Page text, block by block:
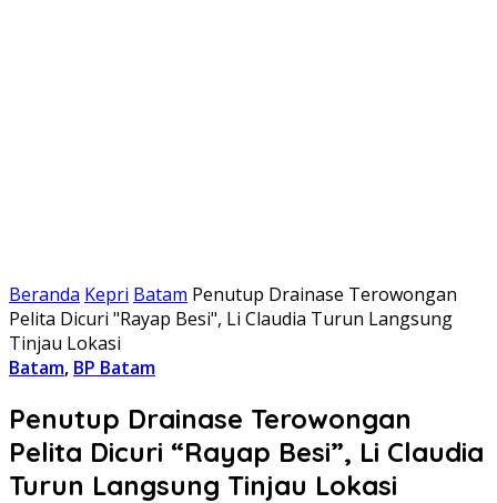
Beranda Kepri Batam Penutup Drainase Terowongan
Pelita Dicuri "Rayap Besi", Li Claudia Turun Langsung
Tinjau Lokasi
Batam, BP Batam
Penutup Drainase Terowongan
Pelita Dicuri “Rayap Besi”, Li Claudia
Turun Langsung Tinjau Lokasi